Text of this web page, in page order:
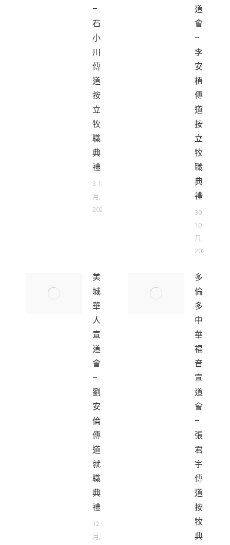
–
石
小
川
傳
道
按
立
牧
職
典
禮
3 12
月,
2025
道
會
–
李
安
植
傳
道
按
立
牧
職
典
禮
30
10
月,
2025
美
城
華
人
宣
道
會
–
劉
安
倫
傳
道
就
職
典
禮
12 9
月,
多
倫
多
中
華
福
音
宣
道
會
–
張
君
宇
傳
道
按
牧
典